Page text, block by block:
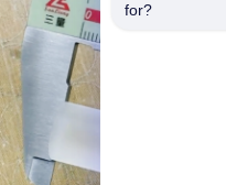
for?